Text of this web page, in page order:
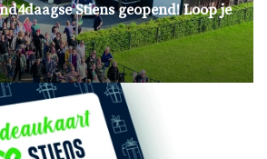
Stiens geopend! Loop je